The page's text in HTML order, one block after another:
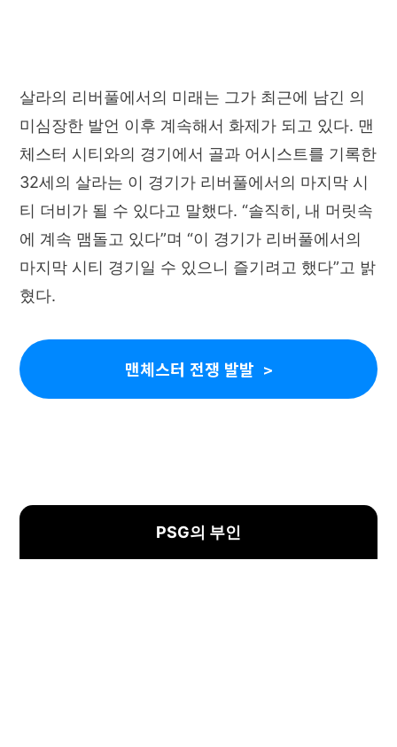
살라의 리버풀에서의 미래는 그가 최근에 남긴 의
미심장한 발언 이후 계속해서 화제가 되고 있다. 맨
체스터 시티와의 경기에서 골과 어시스트를 기록한
32세의 살라는 이 경기가 리버풀에서의 마지막 시
티 더비가 될 수 있다고 말했다. “솔직히, 내 머릿속
에 계속 맴돌고 있다”며 “이 경기가 리버풀에서의
마지막 시티 경기일 수 있으니 즐기려고 했다”고 밝
혔다.
맨체스터 전쟁 발발
PSG의 부인